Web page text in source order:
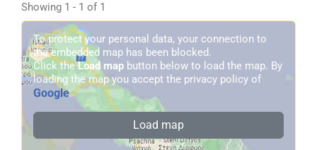
Showing 1 - 1 of 1
To protect your personal data, your connection to
the embedded map has been blocked.
Click theLoad map button below to load the map. By
loading the map you accept the privacy policy of
Google.
Load map